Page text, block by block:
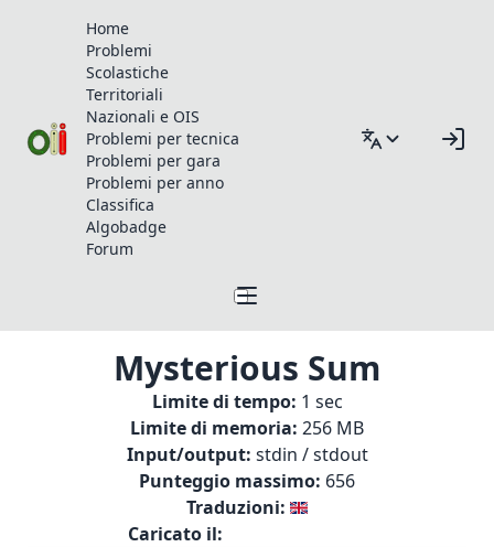
Home
Problemi
Scolastiche
Territoriali
Nazionali e OIS
Problemi per tecnica
Problemi per gara
Problemi per anno
Classifica
Algobadge
Forum
Mysterious Sum
Limite di tempo: 1 sec
Limite di memoria: 256 MB
Input/output: stdin / stdout
Punteggio massimo: 656
Traduzioni:
Caricato il: